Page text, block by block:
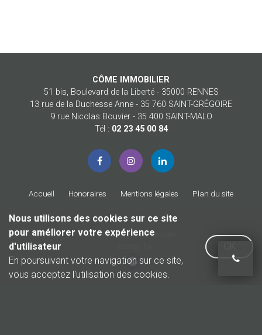
Nous utilisons des cookies sur ce site
pour améliorer votre expérience
d'utilisateur
En poursuivant votre navigation sur ce site,
vous acceptez l'utilisation des cookies.
CÔME IMMOBILIER
51 bis, Boulevard de la Liberté - 35000 RENNES
13 rue de la Duchesse Anne - 35 760 SAINT-GRÉGOIRE
9 rue Nicolas Bouvier - 35 400 SAINT-MALO
Tél : 02 23 45 00 84
Accueil Honoraires Mentions légales Plan du site
© 2026 Côme Immobilier